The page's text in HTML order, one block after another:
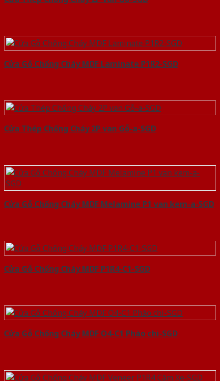
Cửa Gỗ Chống Cháy MDF Laminate P1R2-SGD
Cửa Thép Chống Cháy 2P van Gỗ-a-SGD
Cửa Gỗ Chống Cháy MDF Melamine P1 van kem-a-SGD
Cửa Gỗ Chống Cháy MDF P1R4-C1-SGD
Cửa Gỗ Chống Cháy MDF O4-C1 Phào chi-SGD